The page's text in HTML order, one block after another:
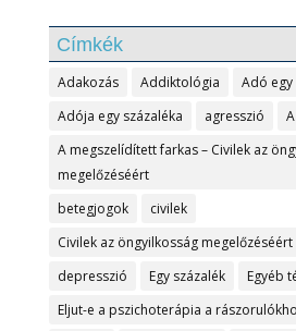
Címkék
Adakozás Addiktológia
Adó egy
Adója egy százaléka
agresszió
A megszelídített farkas – Civilek az
megelőzéséért
betegjogok
civilek
Civilek az öngyilkosság megelőzéséért
depresszió
Egy százalék
Egyéb
Eljut-e a pszichoterápia a